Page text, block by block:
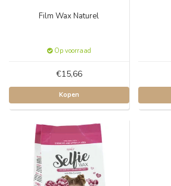
Film Wax Naturel
Op voorraad
€15,66
Kopen